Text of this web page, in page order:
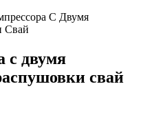
С Двумя
Свай
с двумя
свай